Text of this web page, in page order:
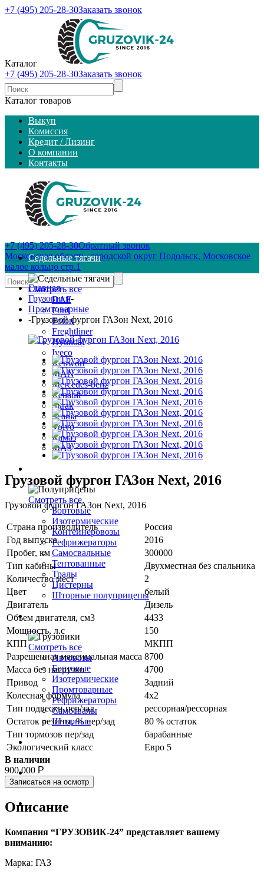
+7 (495) 205-28-30Заказать звонок
Каталог
+7 (495) 205-28-30Заказать звонок
Каталог товаров
Выкуп
Комиссия
Кредит / Лизинг
О компании
Контакты
+7 (495) 205-28-30Обратный звонок
Московская область, городской округ Подольск, Московское
малое кольцо стр.1
Седельные тягачи
Смотреть все
DAF
Ford
Foton
Freghtliner
Hyundai
Iveco
Kenwort
MAN
Mercedes-benz
Renault
Sitrak
Scania
Volvo
Камаз
МАЗ
Смотреть все
Бортовые
Изотермические
Контейнеровозы
Рефрижераторы
Самосвальные
Тентованные
Тралы
Цистерны
Шторные полуприцепы
Грузовики
Смотреть все
Автовозы
Бортовые
Изотермические
Промтоварные
Рефрижераторы
Самосвалы
Шторные
Коммерческие авто
Автобусы
Спецтехника
Главная-
Грузовики-
Промтоварные
-Грузовой фургон ГАЗон Next, 2016
Грузовой фургон ГАЗон Next, 2016
Грузовой фургон ГАЗон Next, 2016
Страна производитель
Россия
Год выпуска
2016
Пробег, км
300000
Тип кабины
Двухместная без спальника
Количество мест
2
Цвет
белый
Двигатель
Дизель
Объем двигателя, см3
4433
Мощность, л.с
150
КПП
МКПП
Разрешенная максимальная масса 8700
Масса без нагрузки
4700
Привод
Задний
Колесная формула
4х2
Тип подвески пер/зад
рессорная/рессорная
Остаток резины, % пер/зад
80 % остаток
Тип тормозов пер/зад
барабанные
Экологический класс
Евро 5
В наличии
900 000 Р
Записаться на осмотр
Описание
Компания “ГРУЗОВИК-24” представляет вашему
вниманию:
Марка: ГАЗ